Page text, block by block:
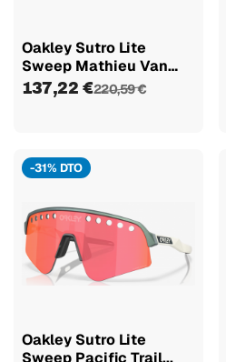
Oakley Sutro Lite
Sweep Mathieu Van
Der Poel...
137,22 €220,59 €
-31% DTO
Oakley Sutro Lite
Sweep Pacific Trail...